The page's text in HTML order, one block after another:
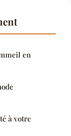
en
à votre